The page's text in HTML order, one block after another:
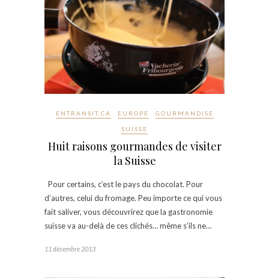
ENTRANSIT.CA EUROPE GOURMANDISE
SUISSE
Huit raisons gourmandes de visiter
la Suisse
Pour certains, c’est le pays du chocolat. Pour
d’autres, celui du fromage. Peu importe ce qui vous
fait saliver, vous découvrirez que la gastronomie
suisse va au-delà de ces clichés… même s’ils ne…
11 décembre 2013